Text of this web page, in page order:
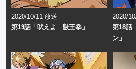
2020/10/11 放送
第19話「吠えよ 獣王拳」
2020/
第18話
ン」